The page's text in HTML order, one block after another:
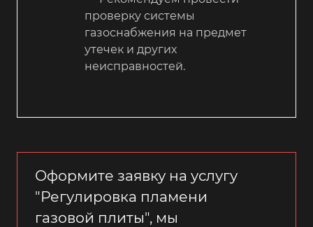
проверку системы
газоснабжения на предмет
утечек и других
неисправностей.
Оформите заявку на услугу
"Регулировка пламени
газовой плиты", мы